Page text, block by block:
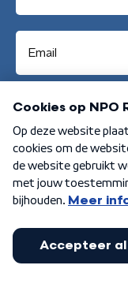
Algemene